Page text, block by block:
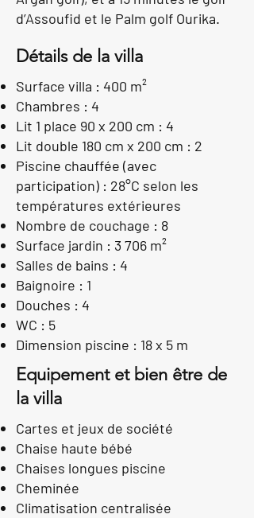
d’Assoufid et le Palm golf Ourika.
Détails de la villa
Surface villa : 400 m²
Chambres : 4
Lit 1 place 90 x 200 cm : 4
Lit double 180 cm x 200 cm : 2
Piscine chauffée (avec
participation) : 28°C selon les
températures extérieures
Nombre de couchage : 8
Surface jardin : 3 706 m²
Salles de bains : 4
Baignoire : 1
Douches : 4
WC : 5
Dimension piscine : 18 x 5 m
Equipement et bien être de
la villa
Cartes et jeux de société
Chaise haute bébé
Chaises longues piscine
Cheminée
Climatisation centralisée